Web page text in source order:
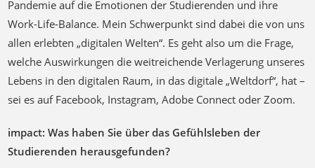
Pandemie auf die Emotionen der Studierenden und ihre
Work-Life-Balance. Mein Schwerpunkt sind dabei die von uns
allen erlebten „digitalen Welten“. Es geht also um die Frage,
welche Auswirkungen die weitreichende Verlagerung unseres
Lebens in den digitalen Raum, in das digitale „Weltdorf“, hat –
sei es auf Facebook, Instagram, Adobe Connect oder Zoom.
impact: Was haben Sie über das Gefühlsleben der
Studierenden herausgefunden?